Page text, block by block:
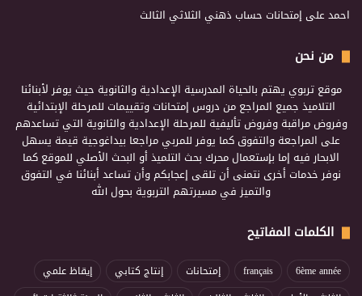
احمدعلى إمتحانات حساب ذهني الثلاثي الثالث
من نحن
موقع تربوي يهتم بالحياة المدرسية الإعدادية والثانوية حيث يوفر لأبنائنا
التلاميذ جميع المراجع من دروس إمتحانات وتقييمات للمرحلة الإبتدائية
وفروض مراقبة وفروض تأليفية للمرحلة الإعدادية والثانوية التي تساعدهم
على المراجعة والتفوق كما يوفر للمربي مراجعا بيداغوجية قيمة يسهل
الابحار فيه إما بإستعمال محرك بحث التلميذ أو البحث الأصلي للموقع كما
نوفر خدمات أخرى نتمنى أن تلقى إعجابكم وأن تساعد أبنائنا في التفوق
والتميز في مسيرتهم التربوية بحول الله
الكلمات المفاتيح
6ème année
français إمتحانات إنتاج كتابي
إيقاظ علمي